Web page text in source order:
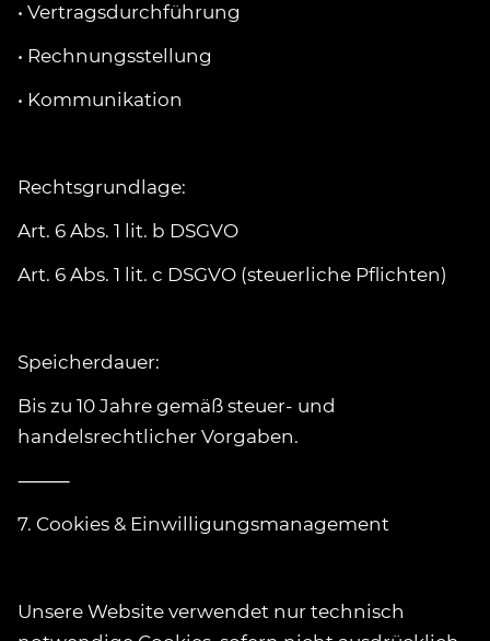
• Vertragsdurchführung
• Rechnungsstellung
• Kommunikation
Rechtsgrundlage:
Art. 6 Abs. 1 lit. b DSGVO
Art. 6 Abs. 1 lit. c DSGVO (steuerliche Pflichten)
Speicherdauer:
Bis zu 10 Jahre gemäß steuer- und
handelsrechtlicher Vorgaben.
⸻
7. Cookies & Einwilligungsmanagement
Unsere Website verwendet nur technisch